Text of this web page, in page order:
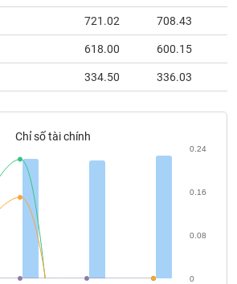
721.02 708.43
618.00 600.15
334.50 336.03
Chỉ số tài chính
0
0.08
0.16
0.24